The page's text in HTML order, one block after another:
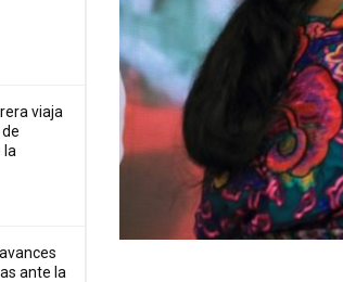
viaja
la
ante la